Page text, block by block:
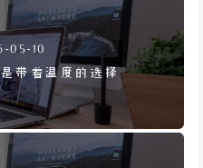
05-10
带着温度的选择